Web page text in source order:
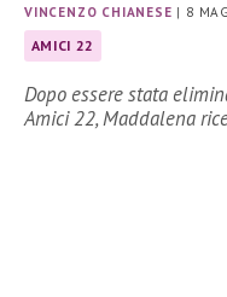
VINCENZO CHIANESE | 8
AMICI 22
Dopo essere stata
Amici 22, Maddalena